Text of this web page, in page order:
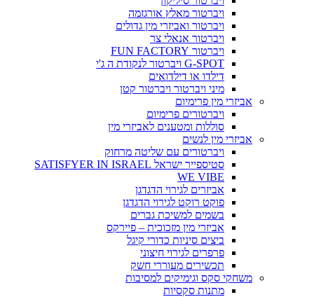
ויברטור מאלץ אורגזמה
ויברטור ואביזרי מין גדולים
ויברטור אנאלי צר
ויברטור FUN FACTORY
G-SPOT ויברטור לנקודת ה ג'י
דילדו או דילדואים
מיני ויברטור ויברטור קטן
אביזרי מין פרימיום
ויברטורים פרימיום
סוללות ומטענים לאביזרי מין
אביזרי מין לנשים
ויברטורים עם שליטה מרחוק
סטיספייר ישראל SATISFYER IN ISRAEL
WE VIBE
אביזרים לגירוי הדגדגן
פוקט רוקט לגירוי הדגדגן
בשמים למשיכת גברים
אביזרי מין מזכוכית – פיירקס
ביצים סיניות כדורי קיגל
פרפרים לגירוי חיצוני
תכשירים מעוררי חשק
משחקי סקס וגימיקים למסיבות
מתנות סקסיות